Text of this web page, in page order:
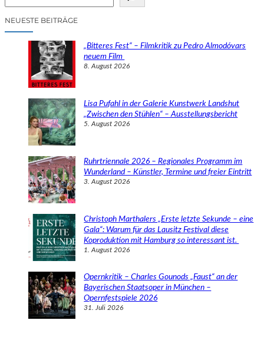
cNEUESTE BEITRÄGE
„Bitteres Fest“ – Filmkritik zu Pedro Almodóvars
neuem Film
8. August 2026
Lisa Pufahl in der Galerie Kunstwerk Landshut
„Zwischen den Stühlen“ – Ausstellungsbericht
5. August 2026
Ruhrtriennale 2026 – Regionales Programm im
Wunderland – Künstler, Termine und freier Eintritt
3. August 2026
Christoph Marthalers „Erste letzte Sekunde – eine
Gala“: Warum für das Lausitz Festival diese
Koproduktion mit Hamburg so interessant ist.
1. August 2026
Opernkritik – Charles Gounods „Faust“ an der
Bayerischen Staatsoper in München –
Opernfestspiele 2026
31. Juli 2026